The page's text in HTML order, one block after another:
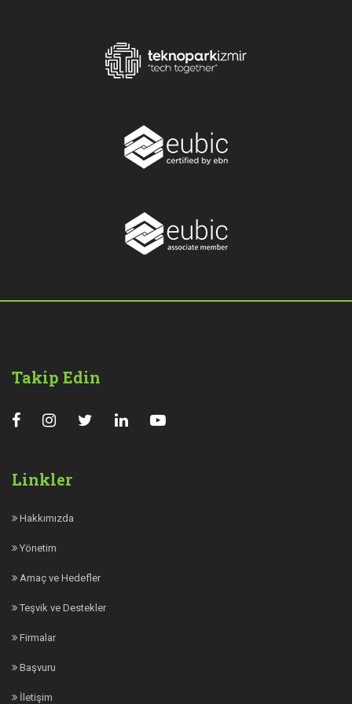
Takip Edin
Linkler
Hakkımızda
Yönetim
Amaç ve Hedefler
Teşvik ve Destekler
Firmalar
Başvuru
İletişim